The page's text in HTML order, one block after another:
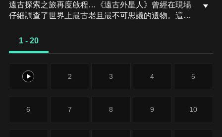
遠古探索之旅再度啟程…《遠古外星人》曾經在現場
仔細調查了世界上最古老且最不可思議的遺物。這
品。研究顯示，在所有幽浮目擊地點當中，有高達
此。
1 - 20
1 2 3 4 5
6 7 8 9 10